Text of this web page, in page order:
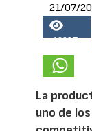
21/07/
19987
La
uno de